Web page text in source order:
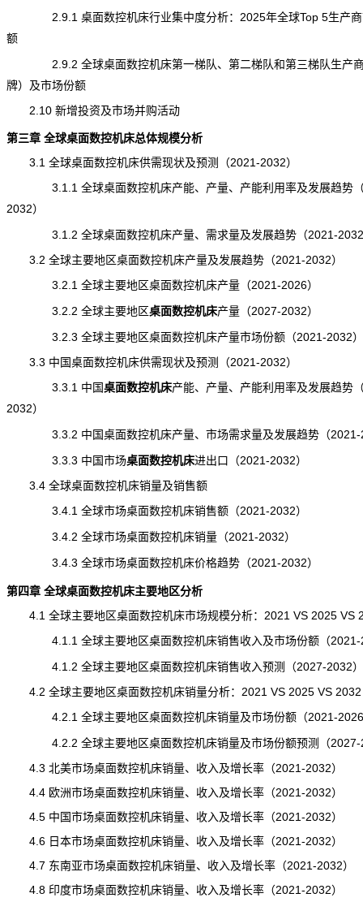
2.9.1 桌面数控机床行业集中度分析：2025年全球Top 5生产商
额
2.9.2 全球桌面数控机床第一梯队、第二梯队和第三梯队生产
牌）及市场份额
2.10 新增投资及市场并购活动
第三章 全球桌面数控机床总体规模分析
3.1 全球桌面数控机床供需现状及预测（2021-2032）
3.1.1 全球桌面数控机床产能、产量、产能利用率及发展趋势
2032）
3.1.2 全球桌面数控机床产量、需求量及发展趋势（2021-
3.2 全球主要地区桌面数控机床产量及发展趋势（2021-2032）
3.2.1 全球主要地区桌面数控机床产量（2021-2026）
3.2.2 全球主要地区桌面数控机床产量（2027-2032）
3.2.3 全球主要地区桌面数控机床产量市场份额（2021-2032）
3.3 中国桌面数控机床供需现状及预测（2021-2032）
3.3.1 中国桌面数控机床产能、产量、产能利用率及发展趋势
2032）
3.3.2 中国桌面数控机床产量、市场需求量及发展趋势（
3.3.3 中国市场桌面数控机床进出口 （2021-2032）
3.4 全球桌面数控机床销量及销售额
3.4.1 全球市场桌面数控机床销售额（2021-2032）
3.4.2 全球市场桌面数控机床销量（2021-2032）
3.4.3 全球市场桌面数控机床价格趋势（2021-2032）
第四章 全球桌面数控机床主要地区分析
4.1 全球主要地区桌面数控机床市场规模分析：2021 VS 2025 VS
4.1.1 全球主要地区桌面数控机床销售收入及市场份额（2021-
4.1.2 全球主要地区桌面数控机床销售收入预测（2027-2032）
4.2 全球主要地区桌面数控机床销量分析：2021 VS 2025 VS 2032
4.2.1 全球主要地区桌面数控机床销量及市场份额（2021-
4.2.2 全球主要地区桌面数控机床销量及市场份额预测（2027-
4.3 北美市场桌面数控机床销量、收入及增长率（2021-2032）
4.4 欧洲市场桌面数控机床销量、收入及增长率（2021-2032）
4.5 中国市场桌面数控机床销量、收入及增长率（2021-2032）
4.6 日本市场桌面数控机床销量、收入及增长率（2021-2032）
4.7 东南亚市场桌面数控机床销量、收入及增长率（2021-2032）
4.8 印度市场桌面数控机床销量、收入及增长率（2021-2032）